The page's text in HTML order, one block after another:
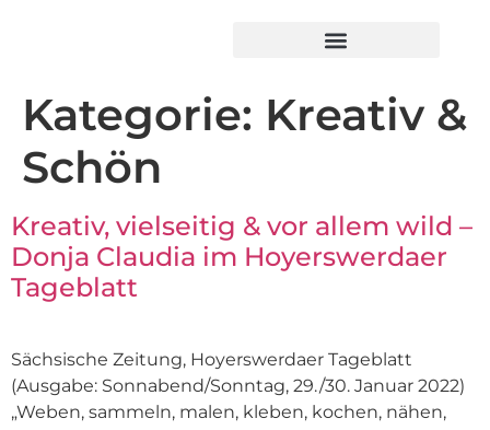
Kategorie: Kreativ &
Schön
Kreativ, vielseitig & vor allem wild –
Donja Claudia im Hoyerswerdaer
Tageblatt
Sächsische Zeitung, Hoyerswerdaer Tageblatt
(Ausgabe: Sonnabend/Sonntag, 29./30. Januar 2022)
„Weben, sammeln, malen, kleben, kochen, nähen,